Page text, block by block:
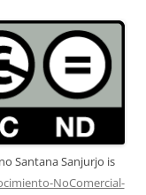
Santana Sanjurjo is
NoComercial-